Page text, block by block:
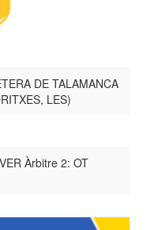
DE TALAMANCA
LES)
Àrbitre 2: OT